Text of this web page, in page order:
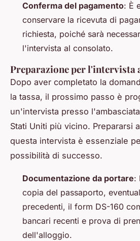
Conferma del pagamento: È
conservare la ricevuta di
richiesta, poiché sarà
l'intervista al consolato.
Preparazione per l'intervista
Dopo aver completato la
la tassa, il prossimo passo è
un'intervista presso
Stati Uniti più vicino. Prepararsi
questa intervista è essenziale
possibilità di successo.
Documentazione da portare:
copia del passaporto,
precedenti, il form DS-160
bancari recenti e prova di
dell'alloggio.